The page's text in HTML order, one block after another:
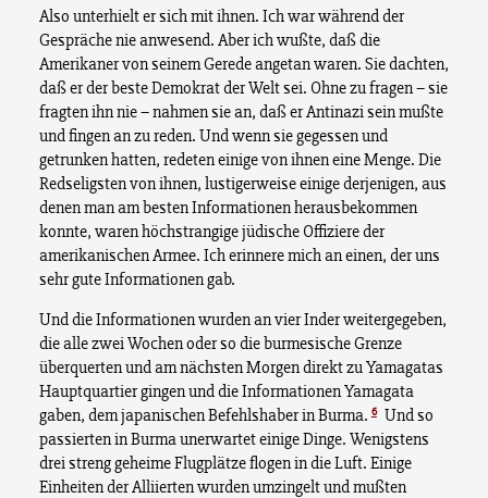
Also unterhielt er sich mit ihnen. Ich war während der
Gespräche nie anwesend. Aber ich wußte, daß die
Amerikaner von seinem Gerede angetan waren. Sie dachten,
daß er der beste Demokrat der Welt sei. Ohne zu fragen – sie
fragten ihn nie – nahmen sie an, daß er Antinazi sein mußte
und fingen an zu reden. Und wenn sie gegessen und
getrunken hatten, redeten einige von ihnen eine Menge. Die
Redseligsten von ihnen, lustigerweise einige derjenigen, aus
denen man am besten Informationen herausbekommen
konnte, waren höchstrangige jüdische Offiziere der
amerikanischen Armee. Ich erinnere mich an einen, der uns
sehr gute Informationen gab.
Und die Informationen wurden an vier Inder weitergegeben,
die alle zwei Wochen oder so die burmesische Grenze
überquerten und am nächsten Morgen direkt zu Yamagatas
Hauptquartier gingen und die Informationen Yamagata
gaben, dem japanischen Befehlshaber in Burma. 6 Und so
passierten in Burma unerwartet einige Dinge. Wenigstens
drei streng geheime Flugplätze flogen in die Luft. Einige
Einheiten der Alliierten wurden umzingelt und mußten